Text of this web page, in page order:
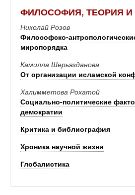
ФИЛОСОФИЯ, ТЕОРИЯ
Николай Розов
Философско-
миропорядка
Камилла Шерьязданова
От организации исламской
Халимметова Рохатой
Социально-политические
демократии
Критика и библиография
Хроника научной жизни
Глобалистика